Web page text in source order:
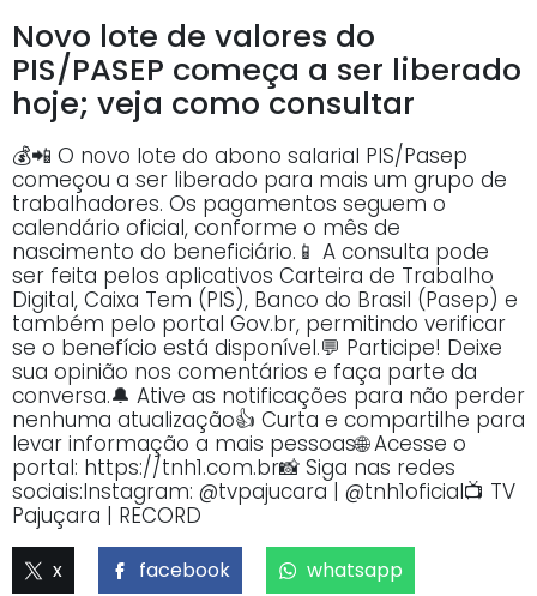
Novo lote de valores do
PIS/PASEP começa a ser liberado
hoje; veja como consultar
💰📲 O novo lote do abono salarial PIS/Pasep
começou a ser liberado para mais um grupo de
trabalhadores. Os pagamentos seguem o
calendário oficial, conforme o mês de
nascimento do beneficiário.📱 A consulta pode
ser feita pelos aplicativos Carteira de Trabalho
Digital, Caixa Tem (PIS), Banco do Brasil (Pasep) e
também pelo portal Gov.br, permitindo verificar
se o benefício está disponível.💬 Participe! Deixe
sua opinião nos comentários e faça parte da
conversa.🔔 Ative as notificações para não perder
nenhuma atualização👍 Curta e compartilhe para
levar informação a mais pessoas🌐 Acesse o
portal: https://tnh1.com.br📸 Siga nas redes
sociais:Instagram: @tvpajucara | @tnh1oficial📺 TV
Pajuçara | RECORD
x facebook
whatsapp